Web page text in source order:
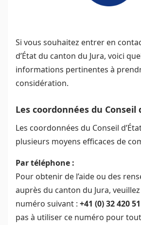
Si vous souhaitez entrer en
d’État du canton du Jura, voici
informations pertinentes à
considération.
Les coordonnées du Conseil
Les coordonnées du Conseil
plusieurs moyens efficaces de
Par téléphone :
Pour obtenir de l’aide ou des
auprès du canton du Jura,
numéro suivant : +41 (0) 32 420
pas à utiliser ce numéro pour